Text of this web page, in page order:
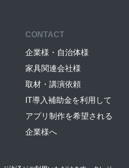
CONTACT
企業様・自治体様
家具関連会社様
取材・講演依頼
IT導入補助金を利用して
アプリ制作を希望される
企業様へ